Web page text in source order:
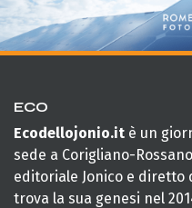
ECO
Ecodellojonio.it è un
sede a Corigliano-
editoriale Jonico e diretto
trova la sua genesi nel